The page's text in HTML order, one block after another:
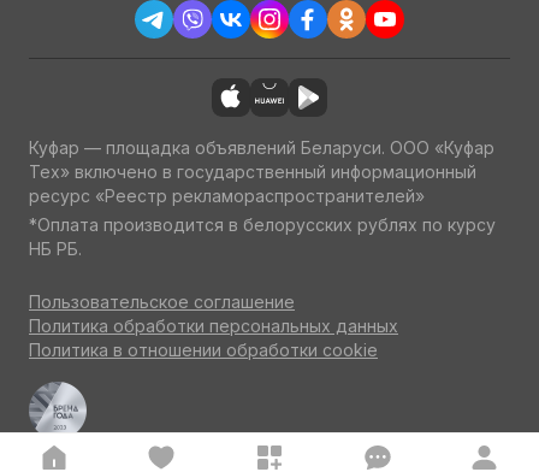
Куфар — площадка объявлений Беларуси. ООО «Куфар
Тех» включено в государственный информационный
ресурс «Реестр рекламораспространителей»
*Оплата производится в белорусских рублях по курсу
НБ РБ.
Пользовательское соглашение
Политика обработки персональных данных
Политика в отношении обработки cookie
Куфар Авто — одна из ведущих площадок об авто
по итогам потребительского голосования на конкурсе